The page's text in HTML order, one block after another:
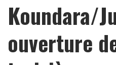
Koundara/
ouverture